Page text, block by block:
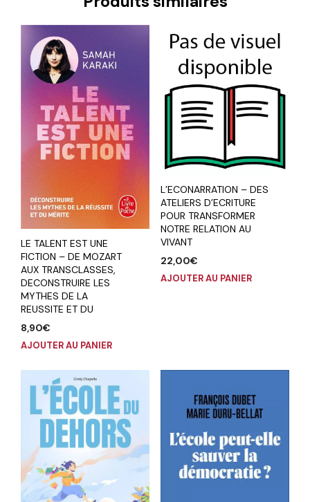
LE TALENT EST UNE
FICTION – DE MOZART
AUX TRANSCLASSES,
DECONSTRUIRE LES
MYTHES DE LA
REUSSITE ET DU
8,90€
AJOUTER AU PANIER
L’ECONARRATION – DES
ATELIERS D’ECRITURE
POUR TRANSFORMER
NOTRE RELATION AU
VIVANT
22,00€
AJOUTER AU PANIER